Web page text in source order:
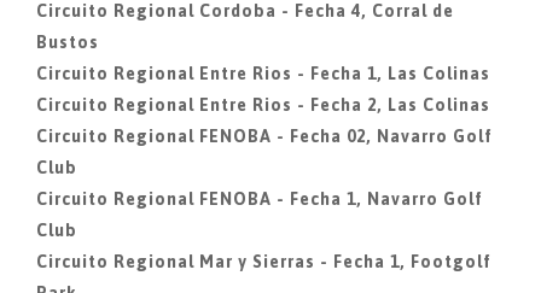
Circuito Regional Cordoba - Fecha 4, Corral de
Bustos
Circuito Regional Entre Rios - Fecha 1, Las Colinas
Circuito Regional Entre Rios - Fecha 2, Las Colinas
Circuito Regional FENOBA - Fecha 02, Navarro Golf
Club
Circuito Regional FENOBA - Fecha 1, Navarro Golf
Club
Circuito Regional Mar y Sierras - Fecha 1, Footgolf